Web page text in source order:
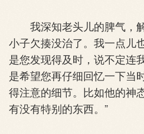
我深知老头儿的脾气，
小子欠揍没治了。我一点儿
是您发现得及时，说不定连
是希望您再仔细回忆一下当
得注意的细节。比如他的神
有没有特别的东西。”